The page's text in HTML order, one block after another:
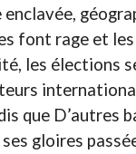
font rage et
les élections
que D’autres
gloires